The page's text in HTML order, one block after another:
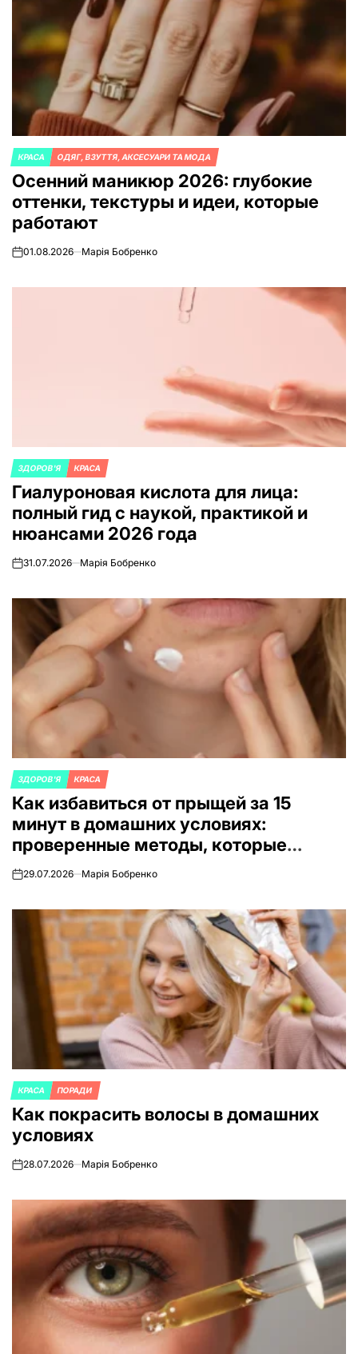
ОПУБЛИКОВАНО
В
КРАСА ОДЯГ, ВЗУТТЯ, АКСЕСУАРИ ТА МОДА
Осенний маникюр 2026: глубокие
оттенки, текстуры и идеи, которые
работают
on01.08.2026 Марія Бобренко
ОПУБЛИКОВАНО
В
ЗДОРОВ'Я КРАСА
Гиалуроновая кислота для лица:
полный гид с наукой, практикой и
нюансами 2026 года
on31.07.2026 Марія Бобренко
ОПУБЛИКОВАНО
В
ЗДОРОВ'Я КРАСА
Как избавиться от прыщей за 15
минут в домашних условиях:
проверенные методы, которые
реально работают
on29.07.2026 Марія Бобренко
ОПУБЛИКОВАНО
В
КРАСА ПОРАДИ
Как покрасить волосы в домашних
условиях
on28.07.2026 Марія Бобренко